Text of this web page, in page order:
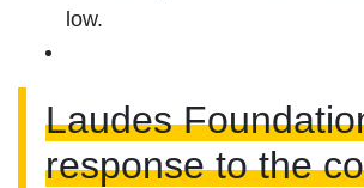
low.
Laudes
response to the